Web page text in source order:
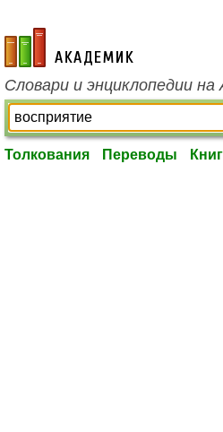
academic.ru
Словари и энциклопедии на
Толкования Переводы